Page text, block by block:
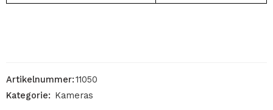
Artikelnummer:11050
Kategorie: Kameras